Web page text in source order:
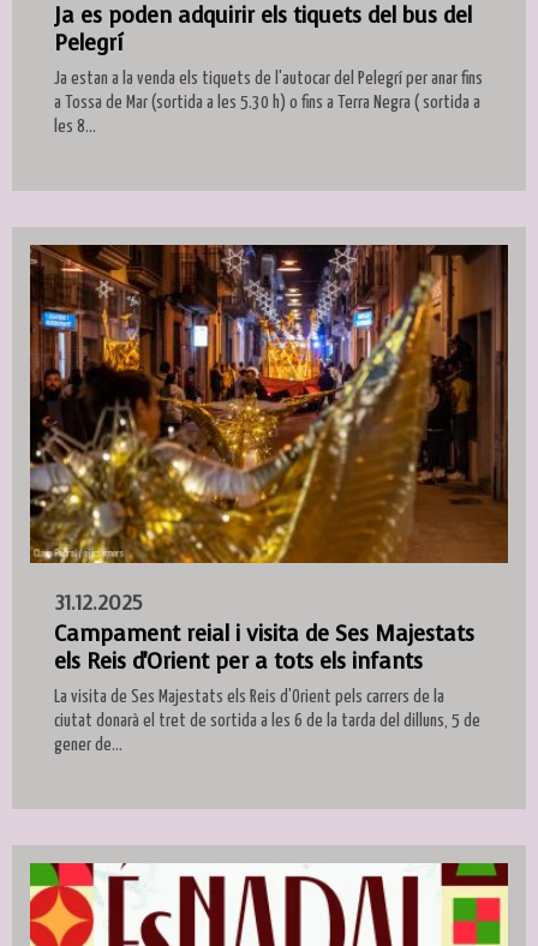
Ja es poden adquirir els tiquets del bus del
Pelegrí
Ja estan a la venda els tiquets de l'autocar del Pelegrí per anar fins
a Tossa de Mar (sortida a les 5.30 h) o fins a Terra Negra ( sortida a
les 8...
31.12.2025
Campament reial i visita de Ses Majestats
els Reis d'Orient per a tots els infants
La visita de Ses Majestats els Reis d'Orient pels carrers de la
ciutat donarà el tret de sortida a les 6 de la tarda del dilluns, 5 de
gener de...